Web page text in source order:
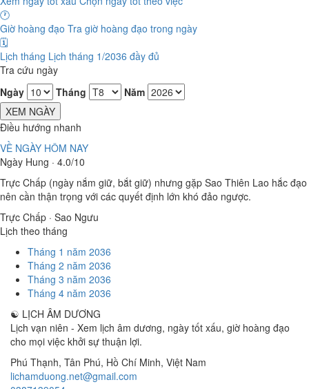
🕐
Giờ hoàng đạo Tra giờ hoàng đạo trong ngày
🗓️
Lịch tháng Lịch tháng 1/2036 đầy đủ
Tra cứu ngày
Ngày
Tháng
Năm
XEM NGÀY
Điều hướng nhanh
VỀ NGÀY HÔM NAY
Ngày Hung · 4.0/10
Trực Chấp (ngày nắm giữ, bắt giữ) nhưng gặp Sao Thiên Lao hắc đạo
nên cần thận trọng với các quyết định lớn khó đảo ngược.
Trực Chấp · Sao Ngưu
Lịch theo tháng
Tháng 1 năm 2036
Tháng 2 năm 2036
Tháng 3 năm 2036
Tháng 4 năm 2036
☯ LỊCH ÂM DƯƠNG
Lịch vạn niên - Xem lịch âm dương, ngày tốt xấu, giờ hoàng đạo
cho mọi việc khởi sự thuận lợi.
Phú Thạnh, Tân Phú, Hồ Chí Minh, Việt Nam
lichamduong.net@gmail.com